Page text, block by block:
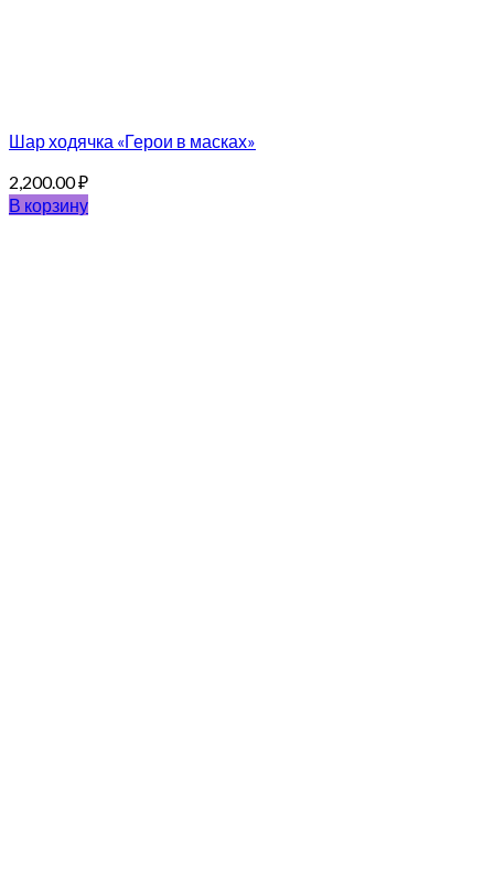
Шар ходячка «Герои в масках»
2,200.00₽
В корзину